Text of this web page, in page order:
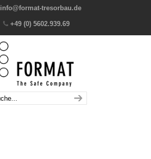
info@format-tresorbau.de
+49 (0) 5602.939.69